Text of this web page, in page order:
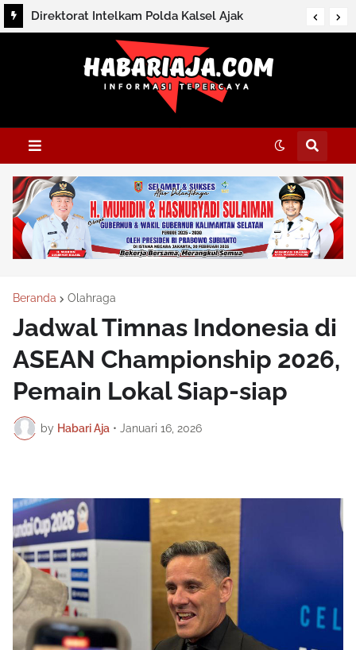
Direktorat Intelkam Polda Kalsel Ajak
Masyarakat Perkuat Persatuan Melalui
Silaturahmi dan Dialog Kamtibmas di HSS
Beranda Olahraga
Jadwal Timnas Indonesia di
ASEAN Championship 2026,
Pemain Lokal Siap-siap
by Habari Aja • Januari 16, 2026